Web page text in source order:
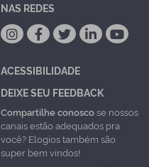
NAS REDES
ACESSIBILIDADE
DEIXE SEU FEEDBACK
Compartilhe conoscose nossos
canais estão adequados pra
você? Elogios também são
super bem vindos!